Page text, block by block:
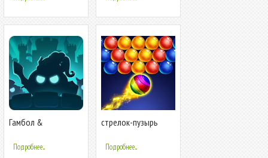
Гамбол &
Подробнее...
стрелок-пузырь
Подробнее...